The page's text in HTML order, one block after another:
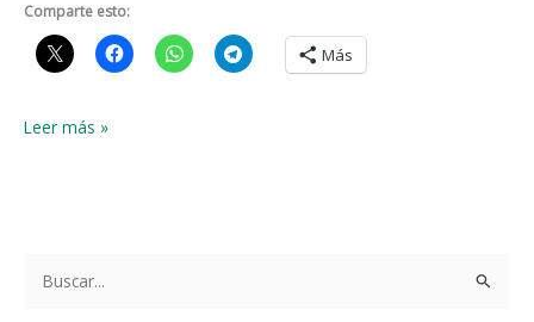
Comparte esto:
Más
Caso
experimento
Leer más »